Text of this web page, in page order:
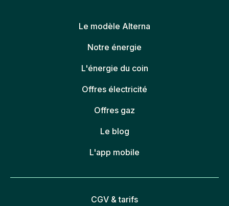
Le modèle Alterna
Notre énergie
L'énergie du coin
Offres électricité
Offres gaz
Le blog
L'app mobile
CGV & tarifs